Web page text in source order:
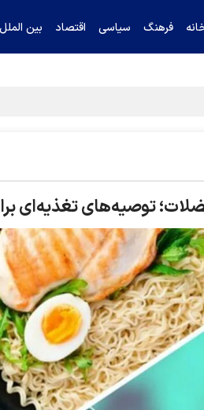
فرهنگ سیاسی اقتصاد بین الملل
خرازی درباره پزشکیان را تکذیب کرد
توصیه‌های تغذیه‌ای